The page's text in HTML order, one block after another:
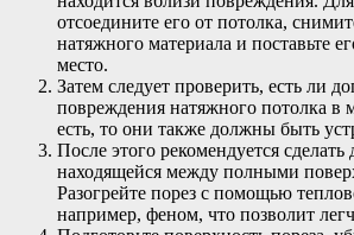
отсоедините его от потолка,
натяжного материала и поставьте
место.
Затем следует проверить, есть ли
повреждения натяжного потолка в
есть, то они также должны быть
После этого рекомендуется
находящейся между полными
Разогрейте порез с помощью
например, феном, что позволит